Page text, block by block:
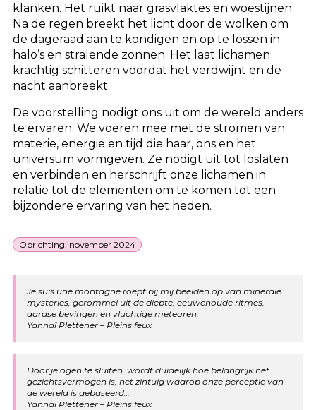
klanken. Het ruikt naar grasvlaktes en woestijnen.
Na de regen breekt het licht door de wolken om
de dageraad aan te kondigen en op te lossen in
halo’s en stralende zonnen. Het laat lichamen
krachtig schitteren voordat het verdwijnt en de
nacht aanbreekt.
De voorstelling nodigt ons uit om de wereld anders
te ervaren. We voeren mee met de stromen van
materie, energie en tijd die haar, ons en het
universum vormgeven. Ze nodigt uit tot loslaten
en verbinden en herschrijft onze lichamen in
relatie tot de elementen om te komen tot een
bijzondere ervaring van het heden.
Oprichting: november 2024
Je suis une montagne roept bij mij beelden op van minerale
mysteries, gerommel uit de diepte, eeuwenoude ritmes,
aardse bevingen en vluchtige meteoren.
Yannaï Plettener – Pleins feux
Door je ogen te sluiten, wordt duidelijk hoe belangrijk het
gezichtsvermogen is, het zintuig waarop onze perceptie van
de wereld is gebaseerd…
Yannaï Plettener – Pleins feux